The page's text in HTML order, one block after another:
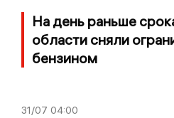
На день раньше
области сняли
бензином
31/07 04:00